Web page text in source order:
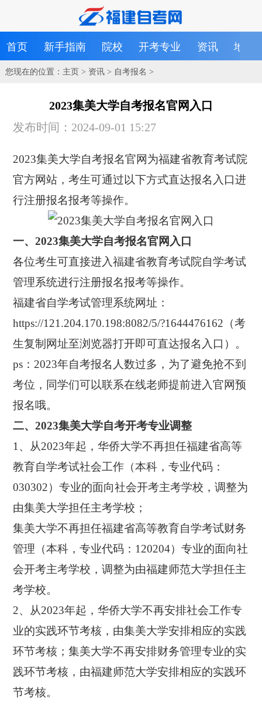
首页 新手指南 院校 开考专业 资讯 地区
您现在的位置： 主页> 资讯> 自考报名 >
2023集美大学自考报名官网入口
发布时间：2024-09-01 15:27
2023集美大学自考报名官网为福建省教育考试院
官方网站，考生可通过以下方式直达报名入口进
行注册报名报考等操作。
一、2023集美大学自考报名官网入口
各位考生可直接进入福建省教育考试院自学考试
管理系统进行注册报名报考等操作。
福建省自学考试管理系统网址：
https://121.204.170.198:8082/5/?1644476162（考
生复制网址至浏览器打开即可直达报名入口）。
ps：2023年自考报名人数过多，为了避免抢不到
考位，同学们可以联系在线老师提前进入官网预
报名哦。
二、2023集美大学自考开考专业调整
1、从2023年起，华侨大学不再担任福建省高等
教育自学考试社会工作（本科，专业代码：
030302）专业的面向社会开考主考学校，调整为
由集美大学担任主考学校；
集美大学不再担任福建省高等教育自学考试财务
管理（本科，专业代码：120204）专业的面向社
会开考主考学校，调整为由福建师范大学担任主
考学校。
2、从2023年起，华侨大学不再安排社会工作专
业的实践环节考核，由集美大学安排相应的实践
环节考核；集美大学不再安排财务管理专业的实
践环节考核，由福建师范大学安排相应的实践环
节考核。